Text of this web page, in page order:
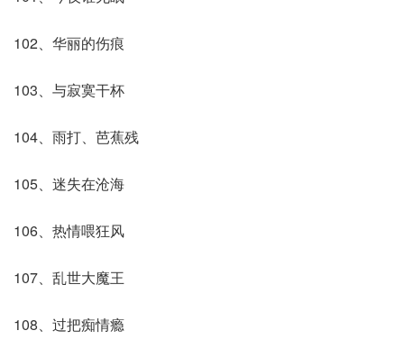
102、华丽的伤痕
103、与寂寞干杯
104、雨打、芭蕉残
105、迷失在沧海
106、热情喂狂风
107、乱世大魔王
108、过把痴情瘾